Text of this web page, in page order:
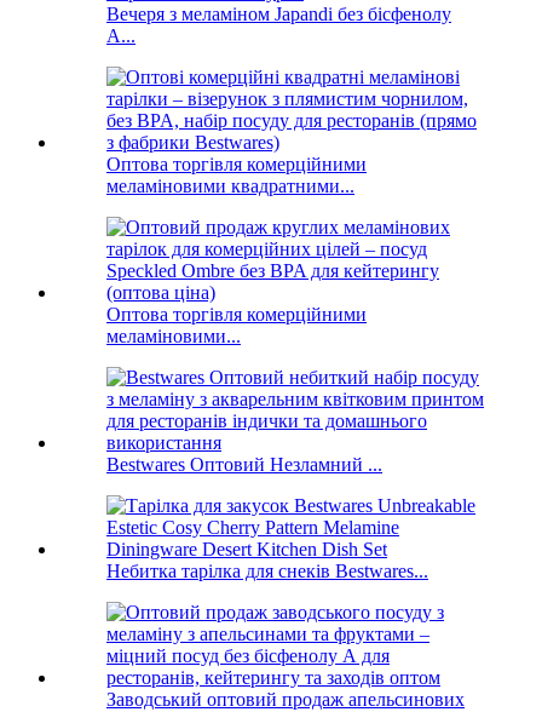
Вечеря з меламіном Japandi без бісфенолу
А...
Оптова торгівля комерційними
меламіновими квадратними...
Оптова торгівля комерційними
меламіновими...
Bestwares Оптовий Незламний ...
Небитка тарілка для снеків Bestwares...
Заводський оптовий продаж апельсинових